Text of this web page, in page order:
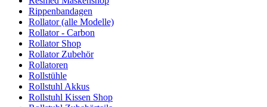
Rippenbandagen
Rollator (alle Modelle)
Rollator - Carbon
Rollator Shop
Rollator Zubehör
Rollatoren
Rollstühle
Rollstuhl Akkus
Rollstuhl Kissen Shop